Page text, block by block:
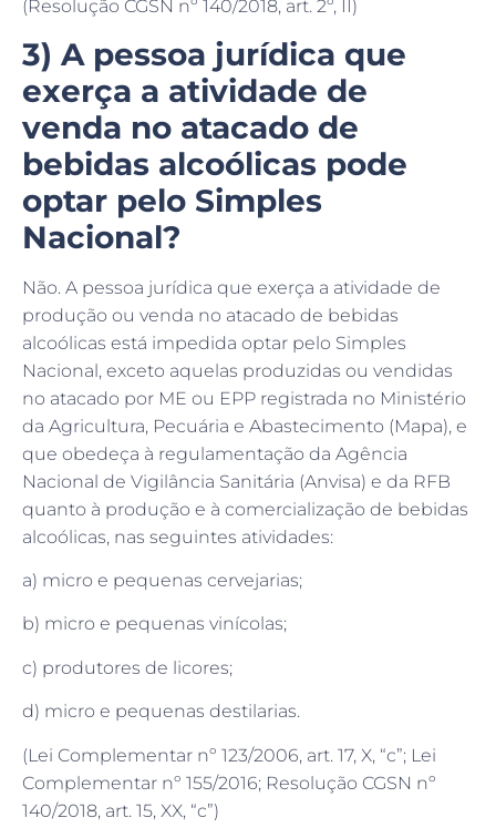
3) A pessoa jurídica que
exerça a atividade de
venda no atacado de
bebidas alcoólicas pode
optar pelo Simples
Nacional?
Não. A pessoa jurídica que exerça a atividade de
produção ou venda no atacado de bebidas
alcoólicas está impedida optar pelo Simples
Nacional, exceto aquelas produzidas ou vendidas
no atacado por ME ou EPP registrada no Ministério
da Agricultura, Pecuária e Abastecimento (Mapa), e
que obedeça à regulamentação da Agência
Nacional de Vigilância Sanitária (Anvisa) e da RFB
quanto à produção e à comercialização de bebidas
alcoólicas, nas seguintes atividades:
a) micro e pequenas cervejarias;
b) micro e pequenas vinícolas;
c) produtores de licores;
d) micro e pequenas destilarias.
(Lei Complementar nº 123/2006, art. 17, X, “c”; Lei
Complementar nº 155/2016; Resolução CGSN nº
140/2018, art. 15, XX, “c”)